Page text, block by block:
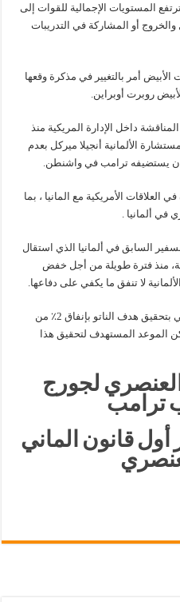
المستويات الإجمالية للقوات إلى
والخروج أو المشاركة في التدريبات
أمر بالتغيير في مذكرة وقعها
روبرت أوبراين.
داخل الإدارة المريكية منذ
الألمانية أنجيلا ميركل بعدم
يستضيفه ترامب في واشنطن.
الأمريكية مع المانيا ، بما
ألمانيا .
السابق في ألمانيا الذي استقال
منذ فترة طويلة من أجل خفض
لا تنفق ما يكفي على دفاعها.
ووعد وزير الدفاع الالماني العام الماضي بتحقيق هدف الناتو بإنفاق 2٪ من
الموعد المستهدف لتحقيق هذا
لجورج
ترامب
أول قانون الماني